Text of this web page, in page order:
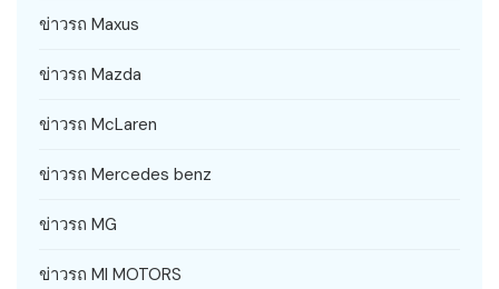
ข่าวรถ Maxus
ข่าวรถ Mazda
ข่าวรถ McLaren
ข่าวรถ Mercedes benz
ข่าวรถ MG
ข่าวรถ MI MOTORS